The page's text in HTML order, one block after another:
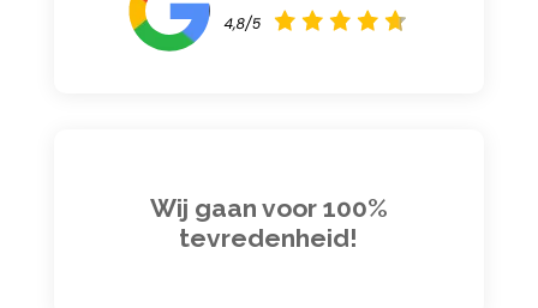
Wij gaan voor 100%
tevredenheid!